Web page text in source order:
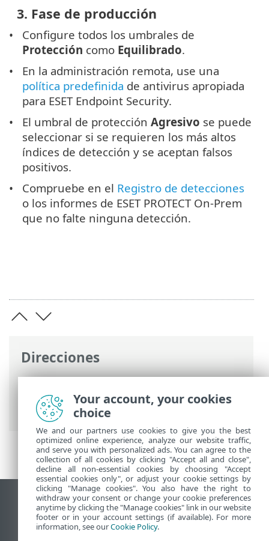
Direcciones
Ayuda en línea de ESET>ESET Endpoint
Security >Configuración avanzada>
Protecciones
3. Fase de producción
Configure todos los umbrales de
Protección como Equilibrado.
En la administración remota, use una
política predefinida de antivirus apropiada
para ESET Endpoint Security.
El umbral de protecciónAgresivo se puede
seleccionar si se requieren los más altos
índices de detección y se aceptan falsos
positivos.
Compruebe en el Registro de detecciones
o los informes de ESET PROTECT On-Prem
que no falte ninguna detección.
Ver sitio para ordenador
End of Life
Base de conocimiento de ESET
Your account, your cookies
choice
We and our partners use cookies to give you the best
optimized online experience, analyze our website traffic,
and serve you with personalized ads. You can agree to the
collection of all cookies by clicking "Accept all and close",
decline all non-essential cookies by choosing "Accept
essential cookies only", or adjust your cookie settings by
clicking "Manage cookies". You also have the right to
withdraw your consent or change your cookie preferences
anytime by clicking the "Manage cookies" link in our website
footer or in your account settings (if available). For more
information, see ourCookie Policy.